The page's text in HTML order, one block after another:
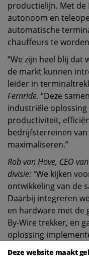
productielijn. Met
autonoom en
automatische
chauffeurs te
“We zijn heel blij dat
de markt kunnen
leider in
Fernride. “Deze
industriële
productiviteit,
bedrijfsterreinen
maximaliseren.”
Rob van Hove, CEO
divisie: “We kijken
ontwikkeling van de
Daarbij integreren
en hardware met de
By-Wire trekker, en
oplossing
Als marktleiders in
Deze website maakt